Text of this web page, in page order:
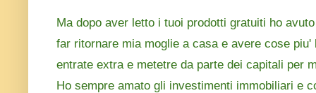
Ma dopo aver letto i tuoi prodotti gratuiti ho
far ritornare mia moglie a casa e avere cose
entrate extra e metetre da parte dei capitali per
Ho sempre amato gli investimenti immobiliari e